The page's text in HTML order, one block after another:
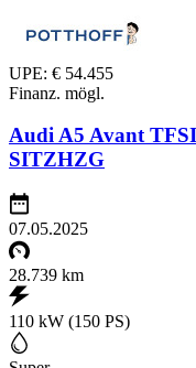
UPE: € 54.455
Finanz. mögl.
Audi A5 Avant
SITZHZG
07.05.2025
28.739 km
110 kW (150 PS)